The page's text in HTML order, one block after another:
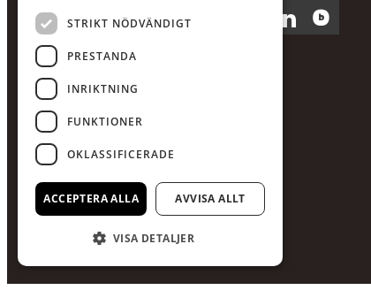
FacebookInstagram
LinkedInBlocket
STRIKT NÖDVÄNDIGT
PRESTANDA
INRIKTNING
FUNKTIONER
OKLASSIFICERADE
ACCEPTERA ALLA AVVISA ALLT
VISA DETALJER